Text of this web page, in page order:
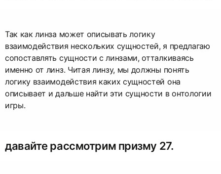
Так как линза может описывать логику
взаимодействия нескольких сущностей, я предлагаю
сопоставлять сущности с линзами, отталкиваясь
именно от линз. Читая линзу, мы должны понять
логику взаимодействия каких сущностей она
описывает и дальше найти эти сущности в онтологии
игры.
давайте рассмотрим призму 27.